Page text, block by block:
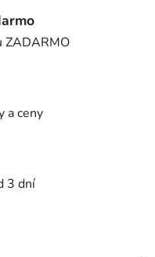
ZADARMO
a ceny
3 dní